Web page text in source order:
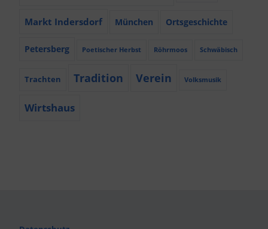
Markt Indersdorf München Ortsgeschichte
Petersberg Poetischer Herbst Röhrmoos Schwäbisch
Trachten Tradition Verein Volksmusik
Wirtshaus